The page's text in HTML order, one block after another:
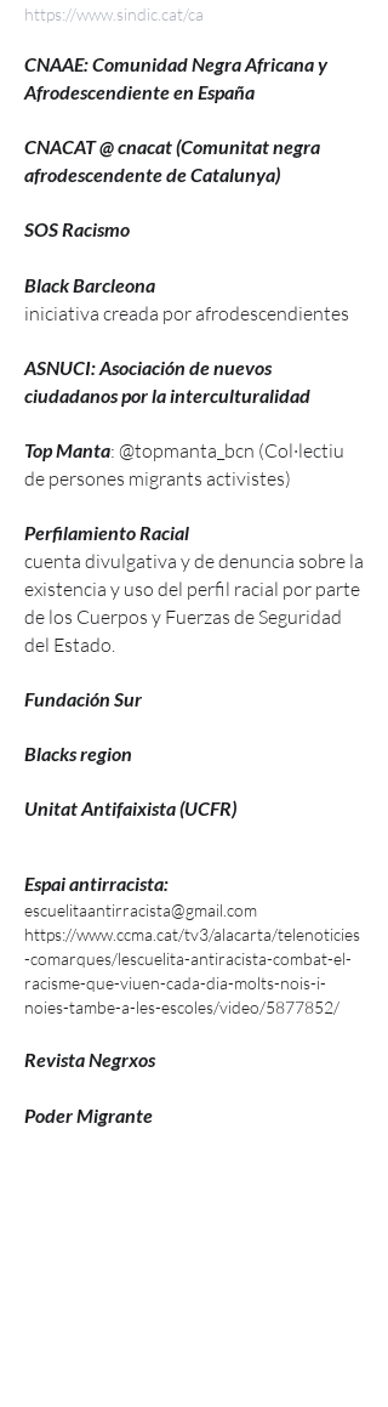
https://www.sindic.cat/ca
CNAAE: Comunidad Negra Africana y
Afrodescendiente en España
CNACAT @ cnacat (Comunitat negra
afrodescendente de Catalunya)
SOS Racismo
Black Barcleona
iniciativa creada por afrodescendientes
ASNUCI: Asociación de nuevos
ciudadanos por la interculturalidad
Top Manta: @topmanta_bcn (Col·lectiu
de persones migrants activistes)
Perfilamiento Racial
cuenta divulgativa y de denuncia sobre la
existencia y uso del perfil racial por parte
de los Cuerpos y Fuerzas de Seguridad
del Estado.
Fundación Sur
Blacks region
Unitat Antifaixista (UCFR)
Espai antirracista:
escuelitaantirracista@gmail.com
https://www.ccma.cat/tv3/alacarta/telenoticies
-comarques/lescuelita-antiracista-combat-el-
racisme-que-viuen-cada-dia-molts-nois-i-
noies-tambe-a-les-escoles/video/5877852/
Revista Negrxos
Poder Migrante